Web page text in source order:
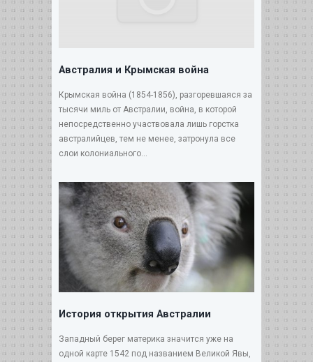
Австралия и Крымская война
Крымская война (1854-1856), разгоревшаяся за
тысячи миль от Австралии, война, в которой
непосредственно участвовала лишь горстка
австралийцев, тем не менее, затронула все
слои колониального...
История открытия Австралии
Западный берег материка значится уже на
одной карте 1542 под названием Великой Явы,